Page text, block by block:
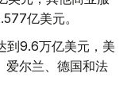
亿美元。
到9.6万亿美元，美
爱尔兰、德国和法